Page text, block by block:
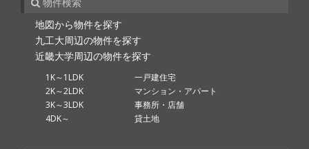
地図から物件を探す
九工大周辺の物件を探す
近畿大学周辺の物件を探す
1K～1LDK
2K～2LDK
3K～3LDK
4DK～
一戸建住宅
マンション・アパート
事務所・店舗
貸土地